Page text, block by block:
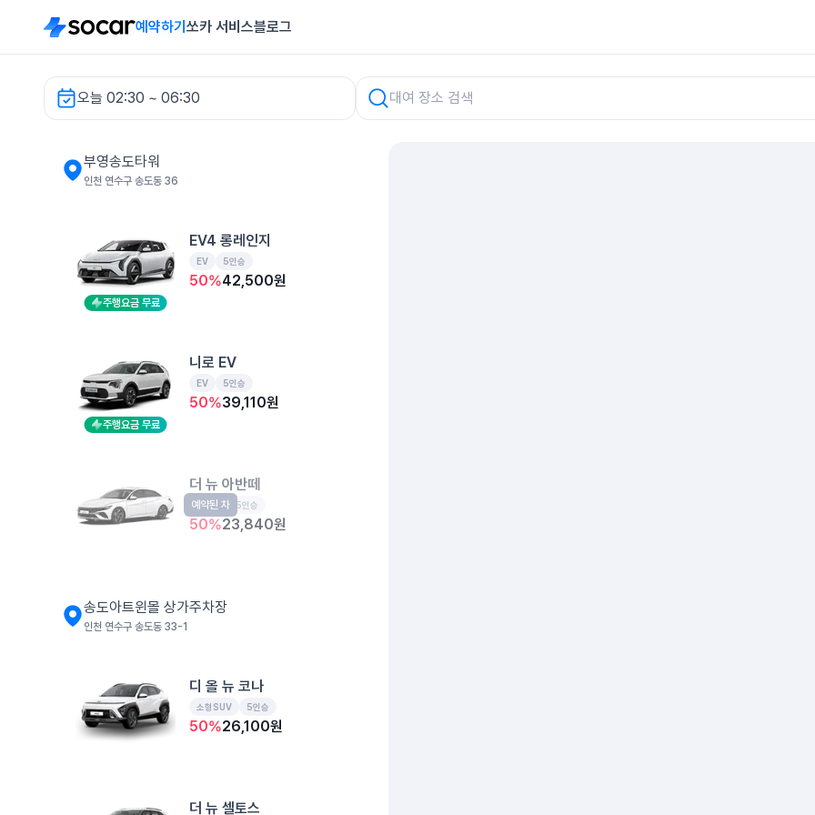
예약하기 쏘카 서비스블로그
오늘 02:30 ~ 06:30
부영송도타워 렌터카
부영송도타워
인천 연수구 송도동 36
주행요금 무료
EV4 롱레인지
EV 5인승
50%42,500원
주행요금 무료
니로 EV
EV 5인승
50%39,110원
더 뉴 아반떼
준중형 5인승
50%23,840원
예약된 차
송도아트윈몰 상가주차장
인천 연수구 송도동 33-1
디 올 뉴 코나
소형SUV 5인승
50%26,100원
더 뉴 셀토스